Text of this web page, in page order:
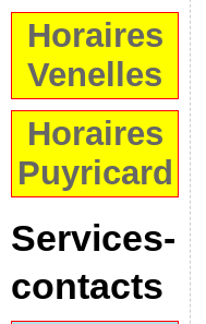
Horaires
Venelles
Horaires
Puyricard
Services-
contacts